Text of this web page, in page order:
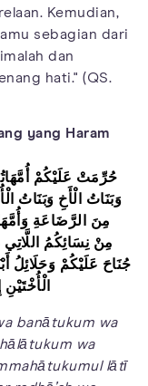
Kemudian,
sebagian dari
dan
hati." (QS.
yang Haram
حُرِّمَتْ عَلَيْكُمْ
وَبَنَاتُ الْأَخِ وَبَنَاتُ
مِنَ الرَّضَاعَةِ
مِنْ نِسَائِكُمُ اللَّاتِي
جُنَاحَ عَلَيْكُمْ وَحَلَائِلُ
banātukum wa
wa
lātī